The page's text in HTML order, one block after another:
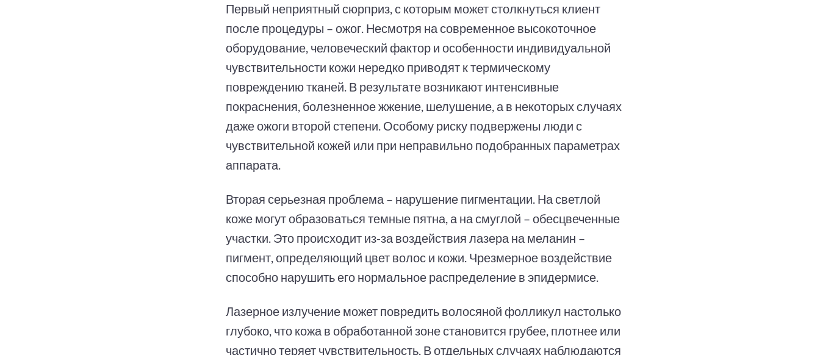
Первый неприятный сюрприз, с которым может столкнуться клиент
после процедуры – ожог. Несмотря на современное высокоточное
оборудование, человеческий фактор и особенности индивидуальной
чувствительности кожи нередко приводят к термическому
повреждению тканей. В результате возникают интенсивные
покраснения, болезненное жжение, шелушение, а в некоторых случаях
даже ожоги второй степени. Особому риску подвержены люди с
чувствительной кожей или при неправильно подобранных параметрах
аппарата.
Вторая серьезная проблема – нарушение пигментации. На светлой
коже могут образоваться темные пятна, а на смуглой – обесцвеченные
участки. Это происходит из-за воздействия лазера на меланин –
пигмент, определяющий цвет волос и кожи. Чрезмерное воздействие
способно нарушить его нормальное распределение в эпидермисе.
Лазерное излучение может повредить волосяной фолликул настолько
глубоко, что кожа в обработанной зоне становится грубее, плотнее или
частично теряет чувствительность. В отдельных случаях наблюдаются